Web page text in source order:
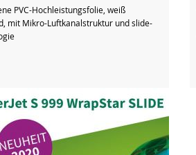
PVC-Hochleistungsfolie, weiß
mit Mikro-Luftkanalstruktur und slide-